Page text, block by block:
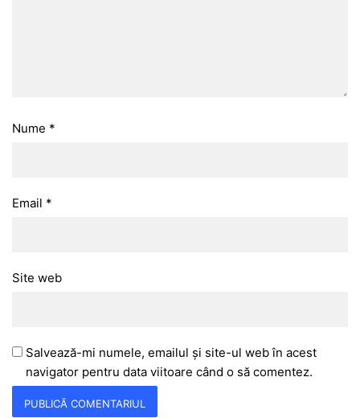
Nume *
Email *
Site web
Salvează-mi numele, emailul și site-ul web în acest
navigator pentru data viitoare când o să comentez.